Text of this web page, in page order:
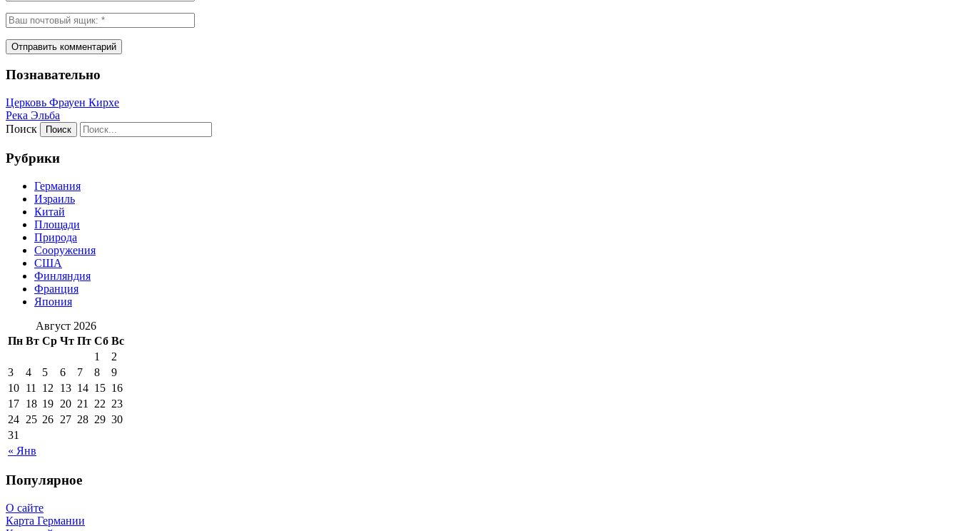
Познавательно
Церковь Фрауен Кирхе
Река Эльба
Поиск
Рубрики
Германия
Израиль
Китай
Площади
Природа
Сооружения
США
Финляндия
Франция
Япония
Август 2026
Пн Вт Ср Чт Пт Сб Вс
« Янв
1
2
3
4 5 6 7 8
9
10 11 12 13 14 15 16
17 18 19 20 21 22 23
24 25 26 27 28 29 30
31
Популярное
О сайте
Карта Германии